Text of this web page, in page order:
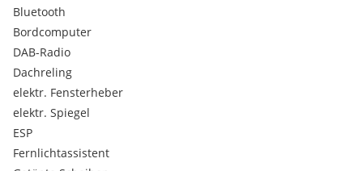
Gebrauchtwagenkauf auf Nummer sicher!
- 12 Monate Gewährleistung !!!
-GEBRAUCHTWAGENGARANTIE gegen Aufpreis möglich!!!
- Ankaufstest ÖAMTC oder ARBÖ willkommen! Wir helfen
Ihnen bei der Organisation.
Bluetooth
Bordcomputer
DAB-Radio
Dachreling
elektr. Fensterheber
elektr. Spiegel
ESP
Fernlichtassistent